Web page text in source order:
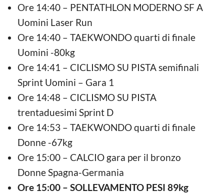
Ore 14:40 – PENTATHLON MODERNO SF A
Uomini Laser Run
Ore 14:40 – TAEKWONDO quarti di finale
Uomini -80kg
Ore 14:41 – CICLISMO SU PISTA semifinali
Sprint Uomini – Gara 1
Ore 14:48 – CICLISMO SU PISTA
trentaduesimi Sprint D
Ore 14:53 – TAEKWONDO quarti di finale
Donne -67kg
Ore 15:00 – CALCIO gara per il bronzo
Donne Spagna-Germania
Ore 15:00 – SOLLEVAMENTO PESI 89kg